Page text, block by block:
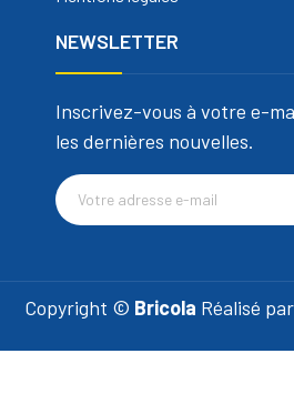
NEWSLETTER
Inscrivez-vous à votre e-
les dernières nouvelles.
Copyright © Bricola Réalisé par